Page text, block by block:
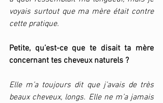
voyais surtout que ma mère était contre
cette pratique.
Petite, qu’est-ce que te disait ta mère
concernant tes cheveux naturels ?
Elle m’a toujours dit que j’avais de très
beaux cheveux, longs. Elle ne m’a jamais